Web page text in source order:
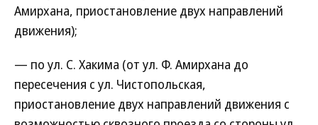
Амирхана, приостановление двух направлений
движения);
— по ул. С. Хакима (от ул. Ф. Амирхана до
пересечения с ул. Чистопольская,
приостановление двух направлений движения с